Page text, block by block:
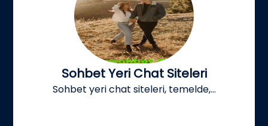
Sohbet Yeri Chat Siteleri
Sohbet yeri chat siteleri, temelde,...